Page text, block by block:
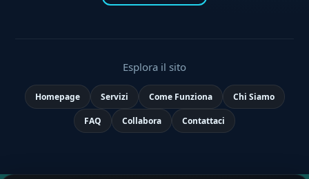
Esplora il sito
Homepage Servizi Come Funziona Chi Siamo
FAQ Collabora Contattaci